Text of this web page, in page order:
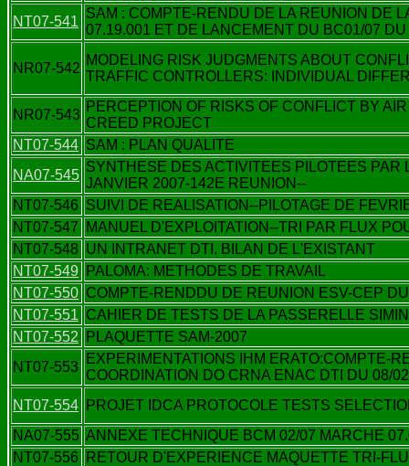
NT07-541
SAM : COMPTE-RENDU DE LA REUNION DE
07.19.001 ET DE LANCEMENT DU BC01/07
NR07-542
MODELING RISK JUDGMENTS ABOUT
TRAFFIC CONTROLLERS: INDIVIDUAL
NR07-543
PERCEPTION OF RISKS OF CONFLICT BY
CREED PROJECT
NT07-544 SAM : PLAN QUALITE
NA07-545
SYNTHESE DES ACTIVITEES PILOTEES PAR
JANVIER 2007-142E REUNION--
NT07-546 SUIVI DE REALISATION--PILOTAGE DE
NT07-547
MANUEL D'EXPLOITATION--TRI PAR FLUX
NT07-548 UN INTRANET DTI. BILAN DE L'EXISTANT
NT07-549 PALOMA: METHODES DE TRAVAIL
NT07-550 COMPTE-RENDDU DE REUNION ESV-CEP
NT07-551 CAHIER DE TESTS DE LA PASSERELLE
NT07-552
PLAQUETTE SAM-2007
NT07-553
EXPERIMENTATIONS IHM ERATO:COMPTE-
COORDINATION DO CRNA ENAC DTI DU 08/
NT07-554 PROJET IDCA PROTOCOLE TESTS
NA07-555 ANNEXE TECHNIQUE BCM 02/07 MARCHE
NT07-556
RETOUR D'EXPERIENCE MAQUETTE TRI-